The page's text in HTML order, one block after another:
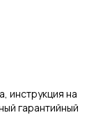
инструкция на
гарантийный